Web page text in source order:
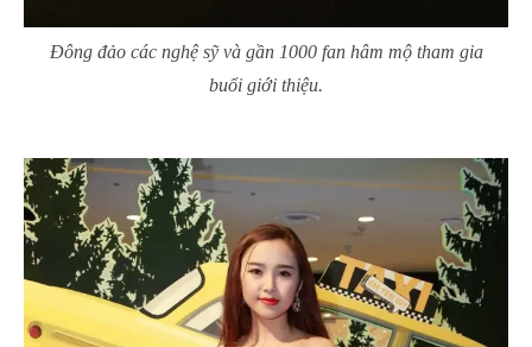
Đông đảo các nghệ sỹ và gần 1000 fan hâm mộ tham gia
buổi giới thiệu.